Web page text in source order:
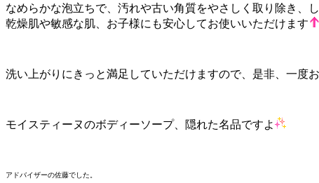
なめらかな泡立ちで、汚れや古い角質をやさしく取り除き、
乾燥肌や敏感な肌、お子様にも安心してお使いいただけます
洗い上がりにきっと満足していただけますので、是非、一度
モイスティーヌのボディーソープ、隠れた名品ですよ
アドバイザーの佐藤でした。